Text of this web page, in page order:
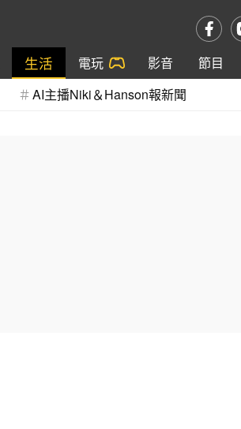
生活 電玩 影音 節目
AI主播Niki＆Hanson報新聞